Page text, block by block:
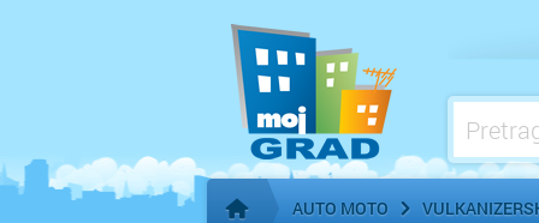
Početna stranica
AUTO MOTO